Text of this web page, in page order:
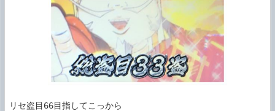
リセ盗目66目指してこっから